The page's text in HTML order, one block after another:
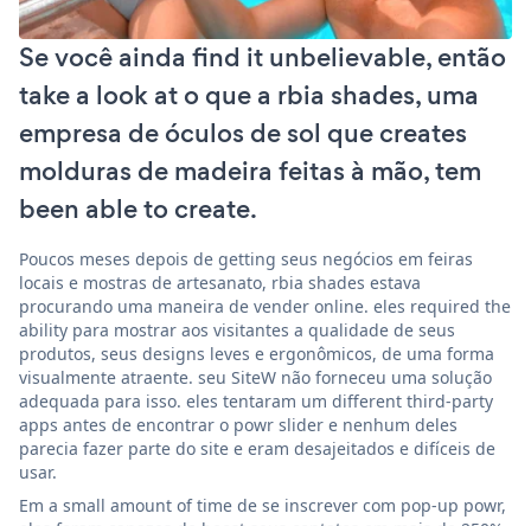
Se você ainda find it unbelievable, então
take a look at o que a rbia shades, uma
empresa de óculos de sol que creates
molduras de madeira feitas à mão, tem
been able to create.
Poucos meses depois de getting seus negócios em feiras
locais e mostras de artesanato, rbia shades estava
procurando uma maneira de vender online. eles required the
ability para mostrar aos visitantes a qualidade de seus
produtos, seus designs leves e ergonômicos, de uma forma
visualmente atraente. seu SiteW não forneceu uma solução
adequada para isso. eles tentaram um different third-party
apps antes de encontrar o powr slider e nenhum deles
parecia fazer parte do site e eram desajeitados e difíceis de
usar.
Em a small amount of time de se inscrever com pop-up powr,